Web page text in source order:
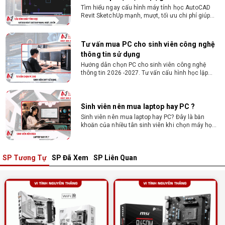
Tìm hiểu ngay cấu hình máy tính học AutoCAD
Revit SketchUp mạnh, mượt, tối ưu chi phí giúp
Tư vấn mua PC cho sinh viên công nghệ
thông tin sử dụng
Hướng dẫn chọn PC cho sinh viên công nghệ
thông tin 2026 -2027. Tư vấn cấu hình học lập
Sinh viên nên mua laptop hay PC ?
Sinh viên nên mua laptop hay PC? Đây là băn
khoăn của nhiều tân sinh viên khi chọn máy học
Laptop Sinh Viên 15–20 Triệu 2026: Cấu
Hình Nào Đáng Tiền?
Tìm laptop sinh viên 15–20 triệu phù hợp ngành
học năm 2026? Khám phá cách chọn cấu hình,
RAM, SSD, màn hình và khả năng nâng cấp hợp lý.
Tổng hợp 7 laptop sinh viên dưới 15 triệu
SP Tương Tự SP Đã Xem SP Liên Quan